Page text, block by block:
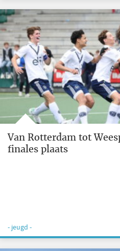
Van Rotterdam tot
finales plaats
- jeugd -